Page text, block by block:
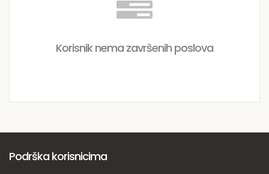
Korisnik nema završenih poslova
Podrška korisnicima